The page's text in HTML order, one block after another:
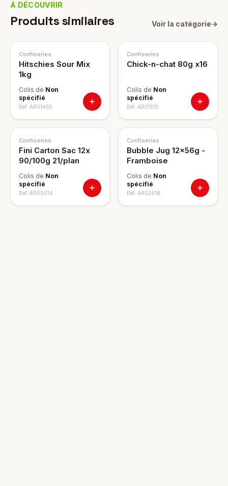
À DÉCOUVRIR
Produits similaires Voir la catégorie→
Confiseries
Hitschies Sour Mix
1kg
Colis de Non
spécifié
Ref. AR01465
Confiseries
Chick-n-chat 80g x16
Colis de Non
spécifié
Ref. AR01615
Confiseries
Fini Carton Sac 12x
90/100g 21/plan
Colis de Non
spécifié
Ref. AR00014
Confiseries
Bubble Jug 12x56g -
Framboise
Colis de Non
spécifié
Ref. AR02618